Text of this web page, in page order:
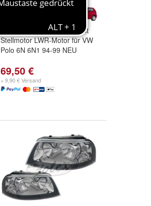
Scheinwerfer vorne links mit
Stellmotor LWR-Motor für VW
Polo 6N 6N1 94-99 NEU
69,50 €
+ 9,90 € Versand